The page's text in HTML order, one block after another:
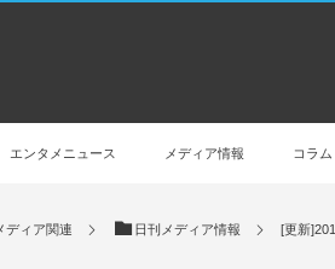
エンタメニュース メディア情報 コラム
ディア関連 日刊メディア情報 [更新